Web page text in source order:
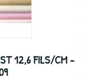
12,6 FILS/CM -